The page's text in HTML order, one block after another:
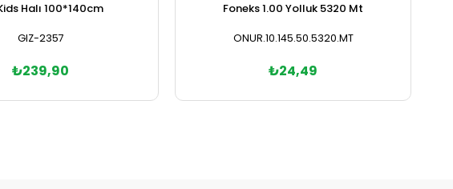
Halı 100*140cm
GIZ-2357
₺239,90
Foneks 1.00 Yolluk 5320 Mt
ONUR.10.145.50.5320.MT
₺24,49